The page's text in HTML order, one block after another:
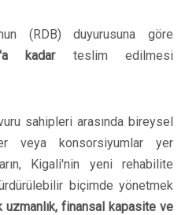
(RDB) duyurusuna göre
kadarteslim edilmesi
sahipleri arasında bireysel
veya konsorsiyumlar yer
Kigali'nin yeni rehabilite
biçimde yönetmek
uzmanlık, finansal kapasite ve